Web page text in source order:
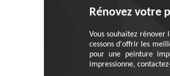
Rénovez votre
Vous souhaitez
cessons d'offrir les
pour une peinture
impressionne,